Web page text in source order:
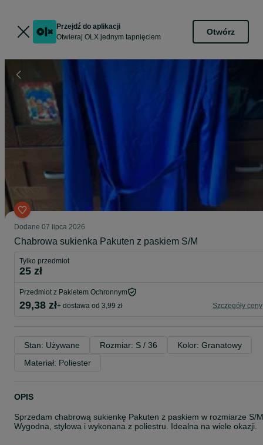
Przejdź do aplikacji
Otwieraj OLX jednym tapnięciem
Otwórz
Dodane 07 lipca 2026
Chabrowa sukienka Pakuten z paskiem S/M
Tylko przedmiot
25 zł
Przedmiot z Pakietem Ochronnym
29,38 zł+ dostawa od 3,99 zł Szczegóły ceny
Stan: Używane Rozmiar: S / 36
Kolor: Granatowy
Materiał: Poliester
OPIS
Sprzedam chabrową sukienkę Pakuten z paskiem w rozmiarze S/
Wygodna, stylowa i wykonana z poliestru. Idealna na wiele okazji.